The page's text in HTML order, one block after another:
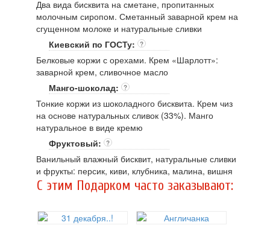
Два вида бисквита на сметане, пропитанных
молочным сиропом. Сметанный заварной крем на
сгущенном молоке и натуральные сливки
Киевский по ГОСТу:
?
Белковые коржи с орехами. Крем «Шарлотт»:
заварной крем, сливочное масло
Манго-шоколад:
?
Тонкие коржи из шоколадного бисквита. Крем чиз
на основе натуральных сливок (33%). Манго
натуральное в виде кремю
Фруктовый:
?
Ванильный влажный бисквит, натуральные сливки
и фрукты: персик, киви, клубника, малина, вишня
C этим Подарком часто заказывают: